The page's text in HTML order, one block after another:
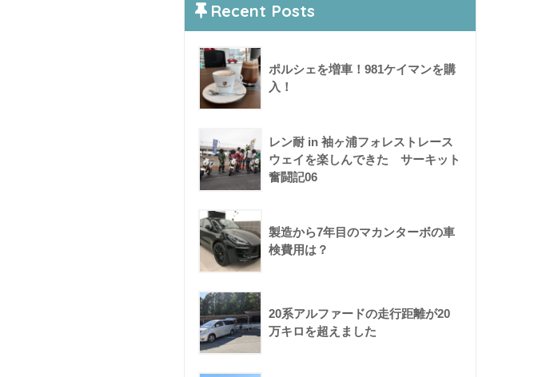
Recent Posts
ポルシェを増車！981ケイマンを購
入！
レン耐 in 袖ヶ浦フォレストレース
ウェイを楽しんできた サーキット
奮闘記06
製造から7年目のマカンターボの車
検費用は？
20系アルファードの走行距離が20
万キロを超えました